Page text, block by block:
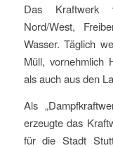
Das Kraftwerk
Nord/West,
Wasser. Täglich
Müll, vornehmlich
als auch aus den
Als
erzeugte das
für die Stadt